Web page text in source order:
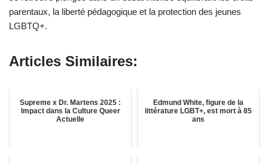
parentaux, la liberté pédagogique et la protection des jeunes
LGBTQ+.
Articles Similaires:
Supreme x Dr. Martens 2025 :
Impact dans la Culture Queer
Actuelle
Edmund White, figure de la
littérature LGBT+, est mort à 85
ans